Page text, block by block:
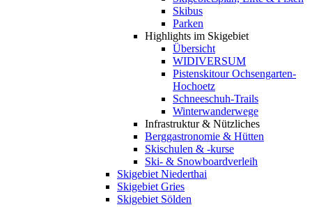
Skibus
Parken
Highlights im Skigebiet
Übersicht
WIDIVERSUM
Pistenskitour Ochsengarten-
Hochoetz
Schneeschuh-Trails
Winterwanderwege
Infrastruktur & Nützliches
Berggastronomie & Hütten
Skischulen & -kurse
Ski- & Snowboardverleih
Skigebiet Niederthai
Skigebiet Gries
Skigebiet Sölden